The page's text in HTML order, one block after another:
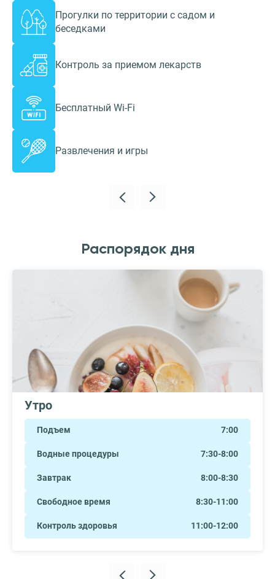
Прогулки по территории с садом и
беседками
Контроль за приемом лекарств
Бесплатный Wi-Fi
Развлечения и игры
Распорядок дня
Утро
Подъем 7:00
Водные процедуры 7:30-8:00
Завтрак 8:00-8:30
Свободное время 8:30-11:00
Контроль здоровья 11:00-12:00